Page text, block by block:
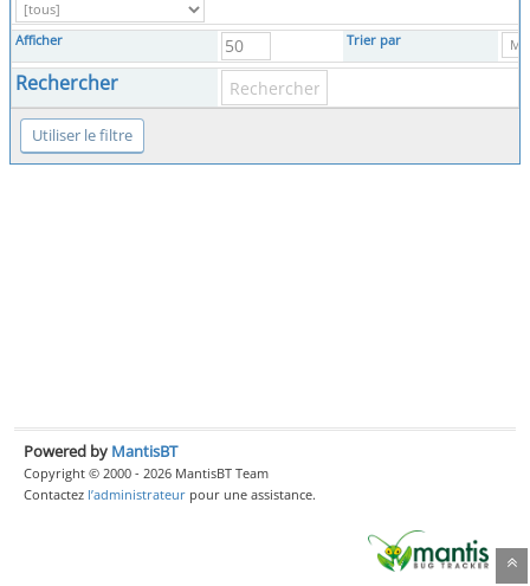
Afficher Trier par
Rechercher
Powered by MantisBT
Copyright © 2000 - 2026 MantisBT Team
Contactez l’administrateur pour une assistance.